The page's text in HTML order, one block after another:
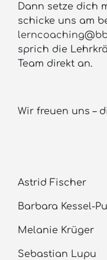
Dann setze dich
schicke uns am
sprich die
Team direkt an.
Wir freuen uns –
Astrid Fischer
Barbara Kessel-
Melanie Krüger
Sebastian Lupu